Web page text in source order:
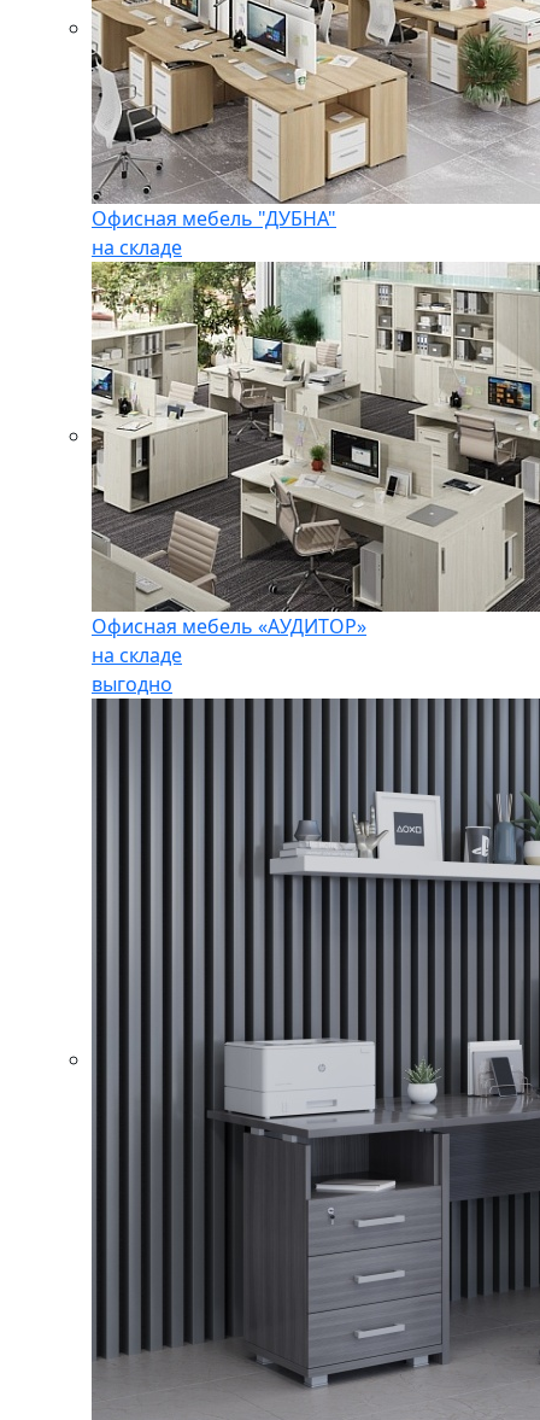
Офисная мебель "ДУБНА"
на складе
Офисная мебель «АУДИТОР»
на складе
выгодно